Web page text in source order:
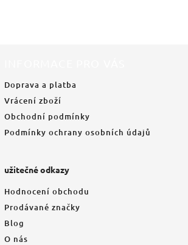
Doprava a platba
Vrácení zboží
Obchodní podmínky
Podmínky ochrany osobních údajů
užitečné odkazy
Hodnocení obchodu
Prodávané značky
Blog
O nás